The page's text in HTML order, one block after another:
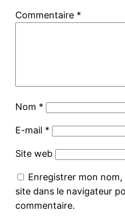
Commentaire *
Nom *
E-mail *
Site web
Enregistrer mon
site dans le navigateur
commentaire.